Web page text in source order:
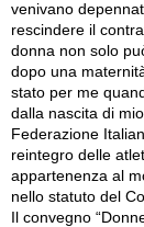
venivano
rescindere il
donna non solo
dopo una
stato per me
dalla nascita di
Federazione
reintegro delle
appartenenza al
nello statuto del
Il convegno